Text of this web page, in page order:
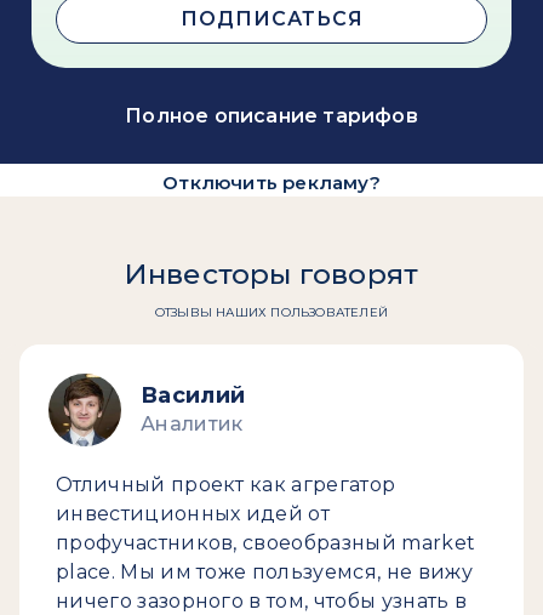
ПОДПИСАТЬСЯ
Полное описание тарифов
Отключить рекламу?
Инвесторы говорят
ОТЗЫВЫ НАШИХ ПОЛЬЗОВАТЕЛЕЙ
Василий
Аналитик
Отличный проект как агрегатор
инвестиционных идей от
профучастников, своеобразный market
place. Мы им тоже пользуемся, не вижу
ничего зазорного в том, чтобы узнать в